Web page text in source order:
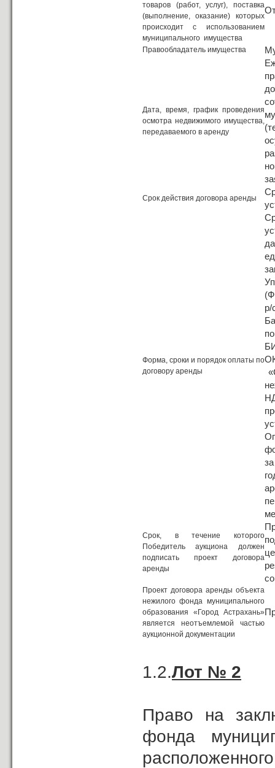
товаров (работ, услуг), поставка
(выполнение, оказание) которых
происходит с использованием
муниципального имущества
Правообладатель имущества
Дата, время, график проведения
осмотра недвижимого имущества,
передаваемого в аренду
Срок действия договора аренды
Форма, сроки и порядок оплаты по
договору аренды
р/
Срок, в течение которого
Победитель аукциона должен
подписать проект договора
аренды
Проект договора аренды объекта
нежилого фонда муниципального
образования «Город Астрахань»
является неотъемлемой частью
аукционной документации
1.2.Лот № 2
Право на
фонда